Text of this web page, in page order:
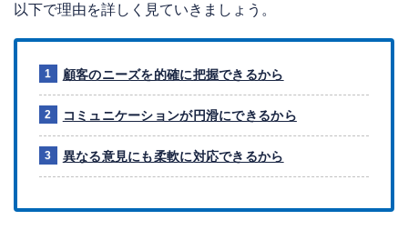
以下で理由を詳しく見ていきましょう。
顧客のニーズを的確に把握できるから
コミュニケーションが円滑にできるから
異なる意見にも柔軟に対応できるから